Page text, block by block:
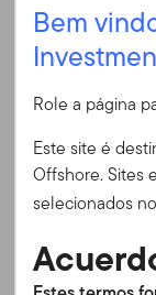
Entrar
ID do usuário
Senha
End of
Fim do mês
Em 30/06/2026
Moeda
1 ano
3 anos
Bem
Role a página
Este site é
Offshore. Sites
selecionados